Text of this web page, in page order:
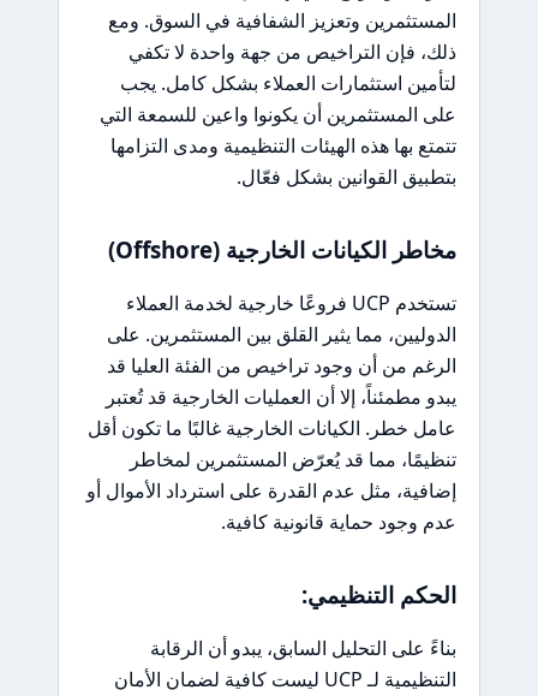
المستثمرين وتعزيز الشفافية في السوق. ومع
ذلك، فإن التراخيص من جهة واحدة لا تكفي
لتأمين استثمارات العملاء بشكل كامل. يجب
على المستثمرين أن يكونوا واعين للسمعة التي
تتمتع بها هذه الهيئات التنظيمية ومدى التزامها
بتطبيق القوانين بشكل فعّال.
مخاطر الكيانات الخارجية (Offshore)
تستخدم UCP فروعًا خارجية لخدمة العملاء
الدوليين، مما يثير القلق بين المستثمرين. على
الرغم من أن وجود تراخيص من الفئة العليا قد
يبدو مطمئناً، إلا أن العمليات الخارجية قد تُعتبر
عامل خطر. الكيانات الخارجية غالبًا ما تكون أقل
تنظيمًا، مما قد يُعرّض المستثمرين لمخاطر
إضافية، مثل عدم القدرة على استرداد الأموال أو
عدم وجود حماية قانونية كافية.
الحكم التنظيمي:
بناءً على التحليل السابق، يبدو أن الرقابة
التنظيمية لـ UCP ليست كافية لضمان الأمان